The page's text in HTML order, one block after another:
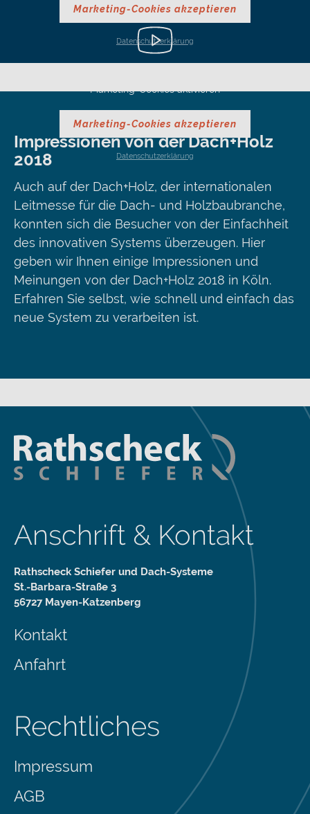
Marketing-Cookies akzeptieren
Datenschutzerklärung
Marketing-Cookies aktivieren
Marketing-Cookies akzeptieren
Datenschutzerklärung
Impressionen von der Dach+Holz
2018
Auch auf der Dach+Holz, der internationalen
Leitmesse für die Dach- und Holzbaubranche,
konnten sich die Besucher von der Einfachheit
des innovativen Systems überzeugen. Hier
geben wir Ihnen einige Impressionen und
Meinungen von der Dach+Holz 2018 in Köln.
Erfahren Sie selbst, wie schnell und einfach das
neue System zu verarbeiten ist.
Anschrift & Kontakt
Rathscheck Schiefer und Dach-Systeme
St.-Barbara-Straße 3
56727 Mayen-Katzenberg
Kontakt
Anfahrt
Rechtliches
Impressum
AGB